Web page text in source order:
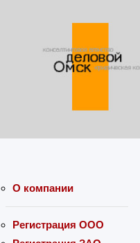
О компании
Регистрация ООО